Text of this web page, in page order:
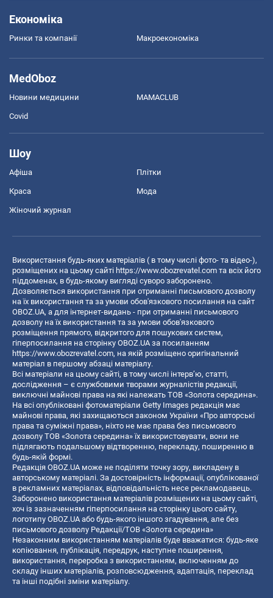
Економіка
Ринки та компанії Макроекономіка
MedOboz
Новини медицини MAMACLUB
Covid
Шоу
Афіша Плітки
Краса Мода
Жіночий журнал
Використання будь-яких матеріалів ( в тому числі фото- та відео-),
розміщених на цьому сайті https://www.obozrevatel.com та всіх його
піддоменах, в будь-якому вигляді суворо заборонено.
Дозволяється використання при отриманні письмового дозволу
на їх використання та за умови обов'язкового посилання на сайт
OBOZ.UA, а для інтернет-видань - при отриманні письмового
дозволу на їх використання та за умови обов'язкового
розміщення прямого, відкритого для пошукових систем,
гіперпосилання на сторінку OBOZ.UA за посиланням
https://www.obozrevatel.com, на якій розміщено оригінальний
матеріал в першому абзаці матеріалу.
Всі матеріали на цьому сайті, в тому числі інтерв’ю, статті,
дослідження – є службовими творами журналістів редакції,
виключні майнові права на які належать ТОВ «Золота середина».
На всі опубліковані фотоматеріали Getty Images редакція має
майнові права, які захищаються законом України «Про авторські
права та суміжні права», ніхто не має права без письмового
дозволу ТОВ «Золота середина» їх використовувати, вони не
підлягають подальшому відтворенню, перекладу, поширенню в
будь-якій формі.
Редакція OBOZ.UA може не поділяти точку зору, викладену в
авторському матеріалі. За достовірність інформації, опублікованої
в рекламних матеріалах, відповідальність несе рекламодавець.
Заборонено використання матеріалів розміщених на цьому сайті,
хоч із зазначенням гіперпосилання на сторінку цього сайту,
логотипу OBOZ.UA або будь-якого іншого згадування, але без
письмового дозволу Редакції/ТОВ «Золота середина»
Незаконним використанням матеріалів буде вважатися: будь-яке
копiювання, публiкацiя, передрук, наступне поширення,
використання, переробка з використанням, включенням до
складу інших матеріалів, розповсюдження, адаптація, переклад
та інші подібні зміни матеріалу.